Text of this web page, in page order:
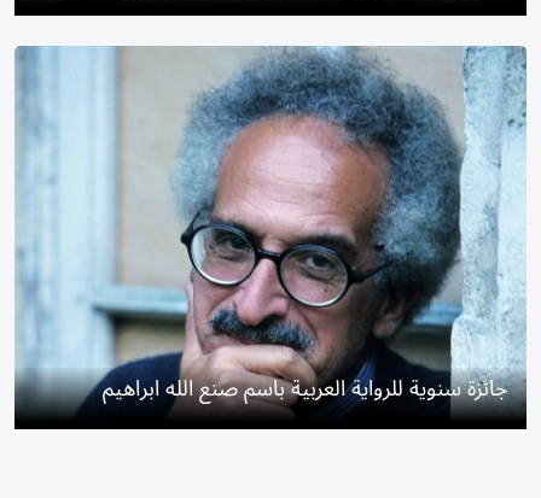
جائزة سنوية للرواية العربية باسم صنع الله ابراهيم